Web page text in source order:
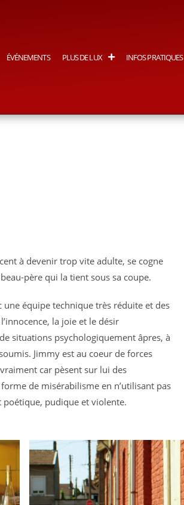
ÉVÉNEMENTS PLUS DE LUX INFOS PRATIQUES
à devenir trop vite adulte, se cogne
père qui la tient sous sa coupe.
équipe technique très réduite et des
la joie et le désir
situations psychologiquement âpres, à
Jimmy est au coeur de forces
car pèsent sur lui des
de misérabilisme en n’utilisant pas
poétique, pudique et violente.